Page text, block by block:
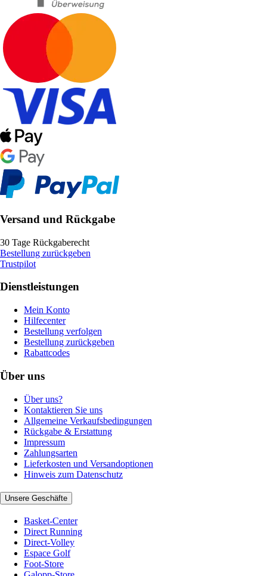
Versand und Rückgabe
30 Tage Rückgaberecht
Bestellung zurückgeben
Trustpilot
Dienstleistungen
Mein Konto
Hilfecenter
Bestellung verfolgen
Bestellung zurückgeben
Rabattcodes
Über uns
Über uns?
Kontaktieren Sie uns
Allgemeine Verkaufsbedingungen
Rückgabe & Erstattung
Impressum
Zahlungsarten
Lieferkosten und Versandoptionen
Hinweis zum Datenschutz
Unsere Geschäfte
Basket-Center
Direct Running
Direct-Volley
Espace Golf
Foot-Store